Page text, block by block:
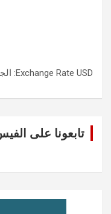
Exchange Rate USD
:
تابعونا على